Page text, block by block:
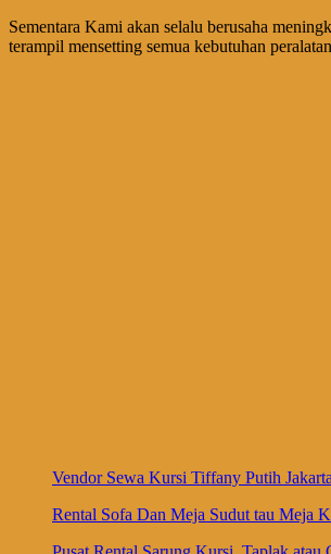
Sementara Kami akan selalu berusaha
terampil mensetting semua kebutuhan
Vendor Sewa Kursi Tiffany Putih Jakarta
Rental Sofa Dan Meja Sudut tau Meja